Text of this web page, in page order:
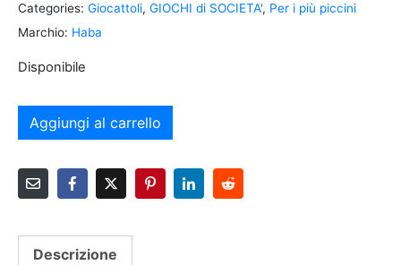
Categories: Giocattoli, GIOCHI di SOCIETA', Per i più piccini
Marchio: Haba
Disponibile
Aggiungi al carrello
Descrizione